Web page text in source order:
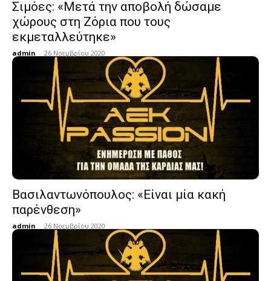
Σιμόες: «Μετά την αποβολή δώσαμε
χώρους στη Ζόρια που τους
εκμεταλλεύτηκε»
admin - 26 Νοεμβρίου 2020
Βασιλαντωνόπουλος: «Είναι μία κακή
παρένθεση»
admin - 26 Νοεμβρίου 2020